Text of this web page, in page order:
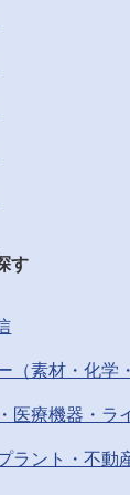
す
（素材・化学
医療機器・ラ
ラント・不動